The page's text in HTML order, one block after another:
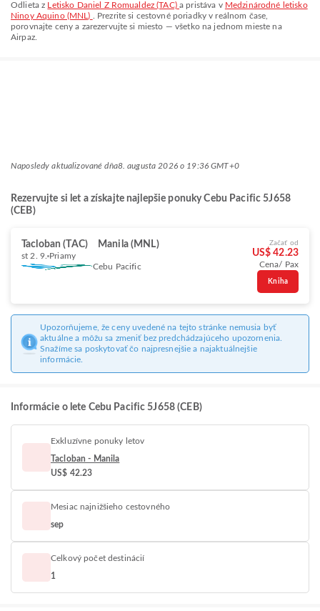
Odlieta z Letisko Daniel Z Romualdez (TAC)a pristáva v Medzinárodné letisko
Ninoy Aquino (MNL)
. Prezrite si cestovné poriadky v reálnom čase,
porovnajte ceny a zarezervujte si miesto — všetko na jednom mieste na
Airpaz.
Naposledy aktualizované dňa8. augusta 2026 o 19:36 GMT+0
Rezervujte si let a získajte najlepšie ponuky Cebu Pacific 5J658
(CEB)
Tacloban (TAC) Manila (MNL)
st 2. 9. Priamy
Cebu Pacific
Začať od
US$ 42.23
Cena/ Pax
Kniha
Upozorňujeme, že ceny uvedené na tejto stránke nemusia byť
aktuálne a môžu sa zmeniť bez predchádzajúceho upozornenia.
Snažíme sa poskytovať čo najpresnejšie a najaktuálnejšie
informácie.
Informácie o lete Cebu Pacific 5J658 (CEB)
Exkluzívne ponuky letov
Tacloban - Manila
US$ 42.23
Mesiac najnižšieho cestovného
sep
Celkový počet destinácií
1